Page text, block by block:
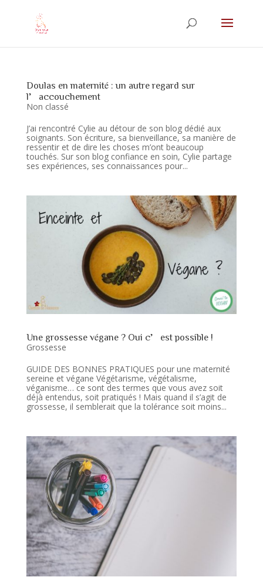
Doulas en maternité : un autre regard sur
l’accouchement
Non classé
J’ai rencontré Cylie au détour de son blog dédié aux
soignants. Son écriture, sa bienveillance, sa manière de
ressentir et de dire les choses m’ont beaucoup
touchés. Sur son blog confiance en soin, Cylie partage
ses expériences, ses connaissances pour...
Une grossesse végane ? Oui c’est possible !
Grossesse
GUIDE DES BONNES PRATIQUES pour une maternité
sereine et végane Végétarisme, végétalisme,
véganisme… ce sont des termes que vous avez soit
déjà entendus, soit pratiqués ! Mais quand il s’agit de
grossesse, il semblerait que la tolérance soit moins...